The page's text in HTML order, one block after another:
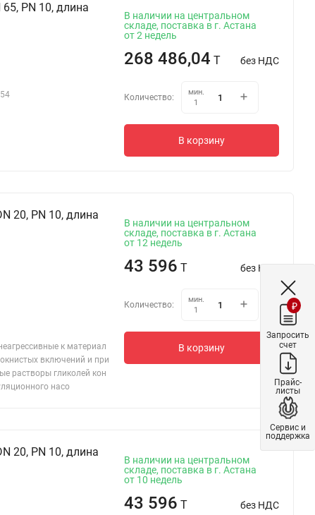
PN 10, длина
В наличии на центральном
складе, поставка в г. Астана
от 2 недель
268 486,04 T без НДС
Количество:
мин.
1
В корзину
20, PN 10, длина
к материал
включений и при
растворы гликолей кон
насо
В наличии на центральном
складе, поставка в г. Астана
от 12 недель
43 596 T без НДС
Количество:
мин.
1
В корзину
20, PN 10, длина
В наличии на центральном
складе, поставка в г. Астана
от 10 недель
43 596 T без НДС
₽
Запросить
счет
Прайс-
листы
Сервис и
поддержка